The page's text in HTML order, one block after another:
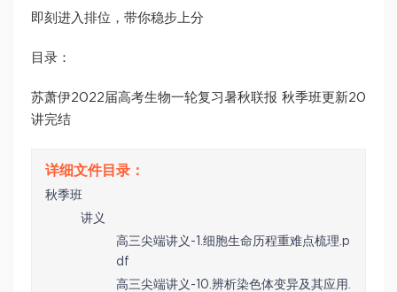
即刻进入排位，带你稳步上分
目录：
苏萧伊2022届高考生物一轮复习暑秋联报 秋季班更新20
讲完结
秋季班
讲义
高三尖端讲义-1.细胞生命历程重难点梳理.p
df
高三尖端讲义-10.辨析染色体变异及其应用.